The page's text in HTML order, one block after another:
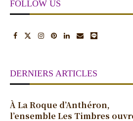
FOLLOW US
DERNIERS ARTICLES
À La Roque d’Anthéron,
l’ensemble Les Timbres